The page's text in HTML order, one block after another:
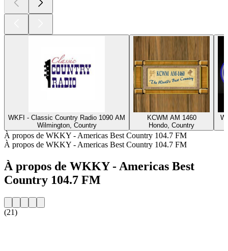
WKFI - Classic Country Radio 1090 AM
Wilmington, Country
KCWM AM 1460
Hondo, Country
À propos de WKKY - Americas Best Country 104.7 FM
À propos de WKKY - Americas Best Country 104.7 FM
À propos de WKKY - Americas Best
Country 104.7 FM
(21)